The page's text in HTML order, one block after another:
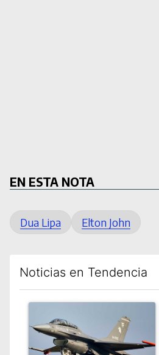
EN ESTA NOTA
Dua Lipa Elton John
Noticias en Tendencia
Un artículo de tendencia con